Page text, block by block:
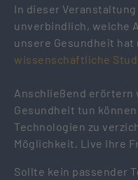
In dieser
unverbindlich, welche
unsere Gesundheit hat
wissenschaftliche
Anschließend erörtern
Gesundheit tun
Technologien zu
Möglichkeit, Live Ihre
Sollte kein passender